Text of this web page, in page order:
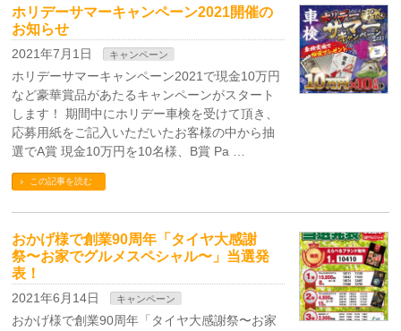
ホリデーサマーキャンペーン2021開催の
お知らせ
2021年7月1日 キャンペーン
ホリデーサマーキャンペーン2021で現金10万円
など豪華賞品があたるキャンペーンがスタート
します！ 期間中にホリデー車検を受けて頂き、
応募用紙をご記入いただいたお客様の中から抽
選でA賞 現金10万円を10名様、B賞 Pa …
この記事を読む
おかげ様で創業90周年「タイヤ大感謝
祭〜お家でグルメスペシャル〜」当選発
表！
2021年6月14日 キャンペーン
おかげ様で創業90周年「タイヤ大感謝祭〜お家